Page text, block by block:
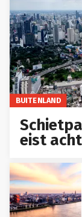
BUITENLAND
eist